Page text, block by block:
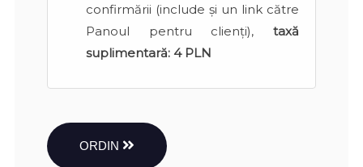
confirmării (include și un link către
Panoul pentru clienți), taxă
suplimentară: 4 PLN
ORDIN